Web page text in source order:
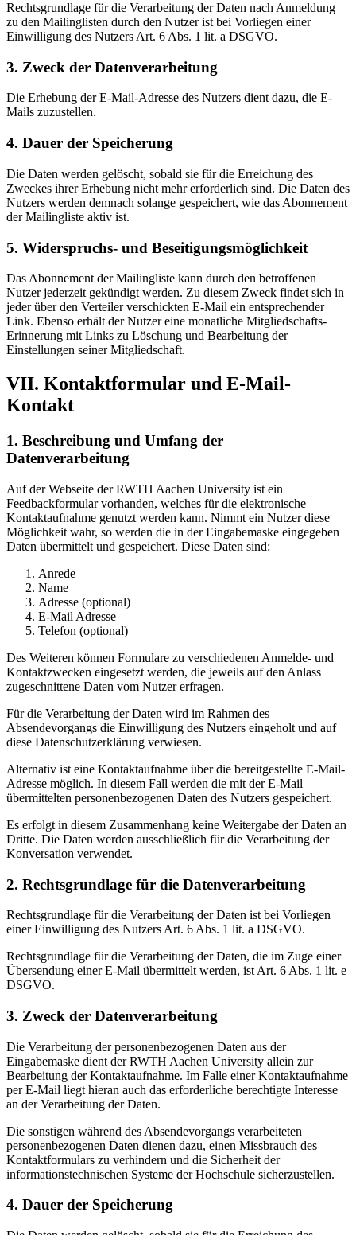
Rechtsgrundlage für die Verarbeitung der Daten nach Anmeldung
zu den Mailinglisten durch den Nutzer ist bei Vorliegen einer
Einwilligung des Nutzers Art. 6 Abs. 1 lit. a DSGVO.
3. Zweck der Datenverarbeitung
Die Erhebung der E-Mail-Adresse des Nutzers dient dazu, die E-
Mails zuzustellen.
4. Dauer der Speicherung
Die Daten werden gelöscht, sobald sie für die Erreichung des
Zweckes ihrer Erhebung nicht mehr erforderlich sind. Die Daten des
Nutzers werden demnach solange gespeichert, wie das Abonnement
der Mailingliste aktiv ist.
5. Widerspruchs- und Beseitigungsmöglichkeit
Das Abonnement der Mailingliste kann durch den betroffenen
Nutzer jederzeit gekündigt werden. Zu diesem Zweck findet sich in
jeder über den Verteiler verschickten E-Mail ein entsprechender
Link. Ebenso erhält der Nutzer eine monatliche Mitgliedschafts-
Erinnerung mit Links zu Löschung und Bearbeitung der
Einstellungen seiner Mitgliedschaft.
VII. Kontaktformular und E-Mail-
Kontakt
1. Beschreibung und Umfang der
Datenverarbeitung
Auf der Webseite der RWTH Aachen University ist ein
Feedbackformular vorhanden, welches für die elektronische
Kontaktaufnahme genutzt werden kann. Nimmt ein Nutzer diese
Möglichkeit wahr, so werden die in der Eingabemaske eingegeben
Daten übermittelt und gespeichert. Diese Daten sind:
Anrede
Name
Adresse (optional)
E-Mail Adresse
Telefon (optional)
Des Weiteren können Formulare zu verschiedenen Anmelde- und
Kontaktzwecken eingesetzt werden, die jeweils auf den Anlass
zugeschnittene Daten vom Nutzer erfragen.
Für die Verarbeitung der Daten wird im Rahmen des
Absendevorgangs die Einwilligung des Nutzers eingeholt und auf
diese Datenschutzerklärung verwiesen.
Alternativ ist eine Kontaktaufnahme über die bereitgestellte E-Mail-
Adresse möglich. In diesem Fall werden die mit der E-Mail
übermittelten personenbezogenen Daten des Nutzers gespeichert.
Es erfolgt in diesem Zusammenhang keine Weitergabe der Daten an
Dritte. Die Daten werden ausschließlich für die Verarbeitung der
Konversation verwendet.
2. Rechtsgrundlage für die Datenverarbeitung
Rechtsgrundlage für die Verarbeitung der Daten ist bei Vorliegen
einer Einwilligung des Nutzers Art. 6 Abs. 1 lit. a DSGVO.
Rechtsgrundlage für die Verarbeitung der Daten, die im Zuge einer
Übersendung einer E-Mail übermittelt werden, ist Art. 6 Abs. 1 lit. e
DSGVO.
3. Zweck der Datenverarbeitung
Die Verarbeitung der personenbezogenen Daten aus der
Eingabemaske dient der RWTH Aachen University allein zur
Bearbeitung der Kontaktaufnahme. Im Falle einer Kontaktaufnahme
per E-Mail liegt hieran auch das erforderliche berechtigte Interesse
an der Verarbeitung der Daten.
Die sonstigen während des Absendevorgangs verarbeiteten
personenbezogenen Daten dienen dazu, einen Missbrauch des
Kontaktformulars zu verhindern und die Sicherheit der
informationstechnischen Systeme der Hochschule sicherzustellen.
4. Dauer der Speicherung